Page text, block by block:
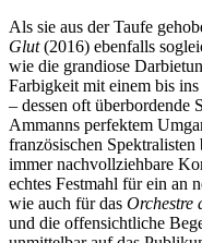
Als sie aus der Taufe
Glut(2016) ebenfalls
wie die grandiose
Farbigkeit mit einem bis
– dessen oft überbordende
Ammanns perfektem
französischen
immer nachvollziehbare
echtes Festmahl für ein an
wie auch für das Orchestre
und die offensichtliche